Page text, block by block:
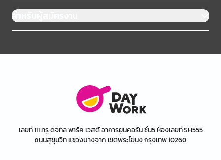
สำหรับผู้สมัครงาน
เลขที่ 111 ทรู ดิจิทัล พาร์ค เวสต์ อาคารยูนิคอร์น ชั้น5 ห้องเลขที่ SH555
ถนนสุขุมวิท แขวงบางจาก เขตพระโขนง กรุงเทพ 10260